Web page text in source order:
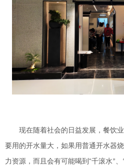
现在随着社会的日益发展，餐饮
要用的开水量大，如果用普通开水器
力资源，而且会有可能喝到 “千滚水”、